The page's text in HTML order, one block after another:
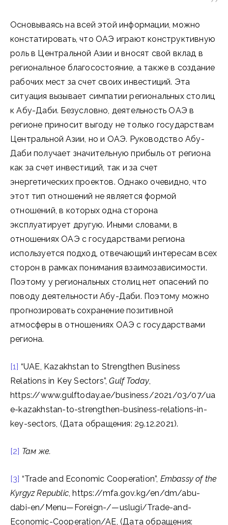
Основываясь на всей этой информации, можно
констатировать, что ОАЭ играют конструктивную
роль в Центральной Азии и вносят свой вклад в
региональное благосостояние, а также в создание
рабочих мест за счет своих инвестиций. Эта
ситуация вызывает симпатии региональных столиц
к Абу-Даби. Безусловно, деятельность ОАЭ в
регионе приносит выгоду не только государствам
Центральной Азии, но и ОАЭ. Руководство Абу-
Даби получает значительную прибыль от региона
как за счет инвестиций, так и за счет
энергетических проектов. Однако очевидно, что
этот тип отношений не является формой
отношений, в которых одна сторона
эксплуатирует другую. Иными словами, в
отношениях ОАЭ с государствами региона
используется подход, отвечающий интересам всех
сторон в рамках понимания взаимозависимости.
Поэтому у региональных столиц нет опасений по
поводу деятельности Абу-Даби. Поэтому можно
прогнозировать сохранение позитивной
атмосферы в отношениях ОАЭ с государствами
региона.
[1] “UAE, Kazakhstan to Strengthen Business
Relations in Key Sectors”,Gulf Today,
https://www.gulftoday.ae/business/2021/03/07/ua
e-kazakhstan-to-strengthen-business-relations-in-
key-sectors, (Дата обращения: 29.12.2021).
[2] Там же.
[3] “Trade and Economic Cooperation”, Embassy of the
Kyrgyz Republic, https://mfa.gov.kg/en/dm/abu-
dabi-en/Menu—Foreign-/—uslugi/Trade-and-
Economic-Cooperation/AE, (Дата обращения: